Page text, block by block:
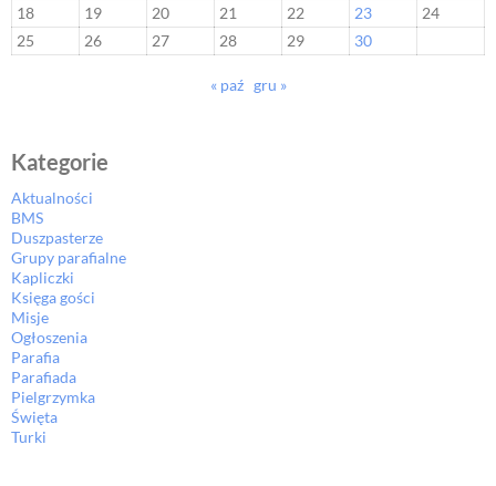
18
19 20 21 22 23
24
25
26 27 28 29 30
« paź gru »
Kategorie
Aktualności
BMS
Duszpasterze
Grupy parafialne
Kapliczki
Księga gości
Misje
Ogłoszenia
Parafia
Parafiada
Pielgrzymka
Święta
Turki